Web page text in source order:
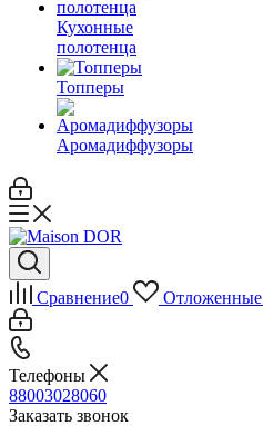
Кухонные
полотенца
Топперы
Аромадиффузоры
Сравнение0 Отложенные
Телефоны
88003028060
Заказать звонок